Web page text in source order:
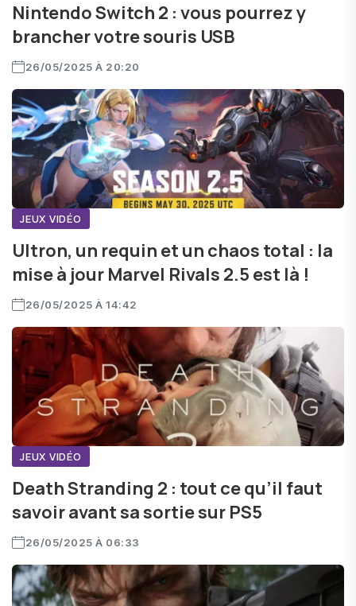
Nintendo Switch 2 : vous pourrez y
brancher votre souris USB
26/05/2025 À 20:20
JEUX VIDÉO
Ultron, un requin et un chaos total : la
mise à jour Marvel Rivals 2.5 est là !
26/05/2025 À 14:42
JEUX VIDÉO
Death Stranding 2 : tout ce qu’il faut
savoir avant sa sortie sur PS5
26/05/2025 À 06:33